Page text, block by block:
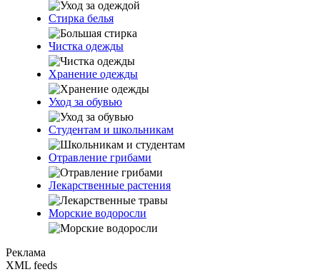
Стирка белья
Чистка одежды
Хранение одежды
Уход за обувью
Студентам и школьникам
Отравление грибами
Лекарственные растения
Морские водоросли
Реклама
XML feeds